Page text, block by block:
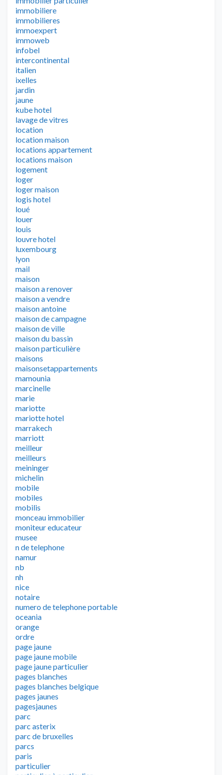
immobiliere
immobilieres
immoexpert
immoweb
infobel
intercontinental
italien
ixelles
jardin
jaune
kube hotel
lavage de vitres
location
location maison
locations appartement
locations maison
logement
loger
loger maison
logis hotel
loué
louer
louis
louvre hotel
luxembourg
lyon
mail
maison
maison a renover
maison a vendre
maison antoine
maison de campagne
maison de ville
maison du bassin
maison particulière
maisons
maisonsetappartements
mamounia
marcinelle
marie
mariotte
mariotte hotel
marrakech
marriott
meilleur
meilleurs
meininger
michelin
mobile
mobiles
mobilis
monceau immobilier
moniteur educateur
musee
n de telephone
namur
nb
nh
nice
notaire
numero de telephone portable
oceania
orange
ordre
page jaune
page jaune mobile
page jaune particulier
pages blanches
pages blanches belgique
pages jaunes
pagesjaunes
parc
parc asterix
parc de bruxelles
parcs
paris
particulier